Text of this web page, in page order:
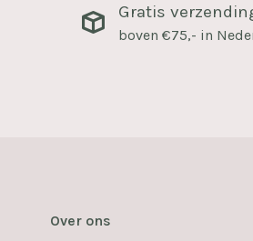
Gratis
boven €75,- in
Over ons